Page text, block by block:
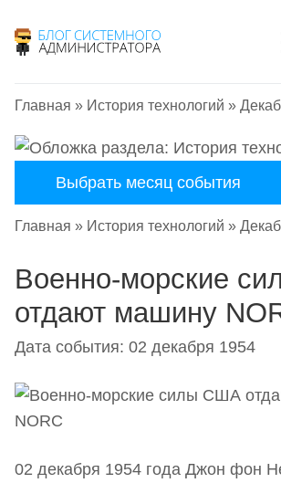
Главная » История технологий »
Выбрать месяц события
Главная » История технологий »
Военно-морские
отдают машину
Дата события: 02 декабря 1954
02 декабря 1954 года Джон фон